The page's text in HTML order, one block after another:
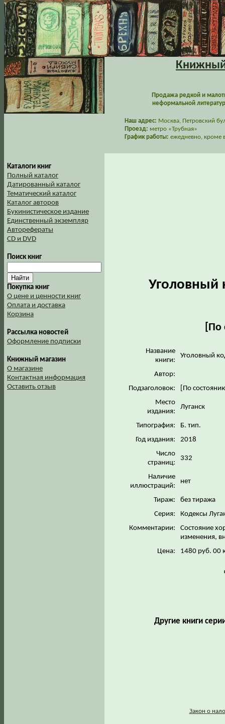
Книжный
Продажа редкой и
неформальной
Наш адрес: Москва, Петровский
Проезд: метро «Трубная»
График работы: ежедневно, кроме
Каталоги книг
Полный каталог
Датированный каталог
Тематический каталог
Каталог авторов
Букинистическое издание
Единственный экземпляр
Авторефераты
CD и DVD
Поиск книг
Покупка книг
О цене и ценности книг
Оплата и доставка
Корзина
Рассылка новостей
Оформление подписки
Книжный магазин
О магазине
Контактная информация
Оставить отзыв
Уголовный
Название
книги:
Уголовный
Автор:
Подзаголовок:
[По
Место
издания:
Луганск
Типография:
Б. тип.
Год издания:
2018
Число
страниц:
332
Наличие
иллюстраций:
нет
Тираж:
без тиража
Серия:
Кодексы
Комментарии:
Состояние
изменения,
Цена:
1480 руб. 00
Другие книги
Закон о